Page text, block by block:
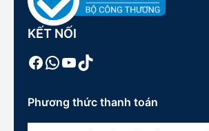
KẾT NỐI
Facebook
WhatsApp
Youtube
TikTok
Phương thức thanh toán